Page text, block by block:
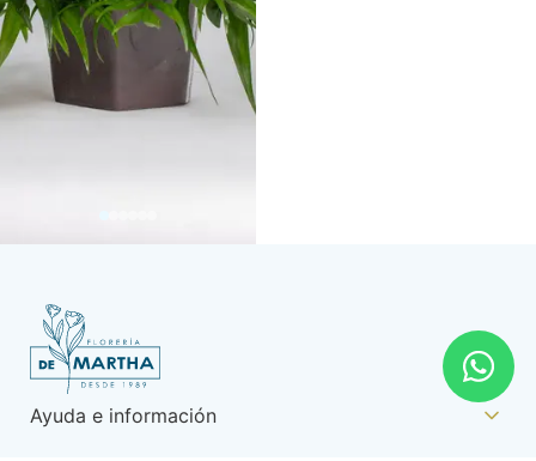
Ayuda e información